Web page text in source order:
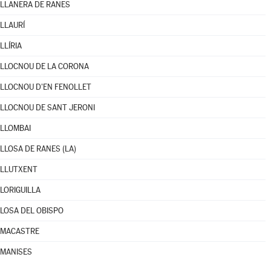
LLANERA DE RANES
LLAURÍ
LLÍRIA
LLOCNOU DE LA CORONA
LLOCNOU D'EN FENOLLET
LLOCNOU DE SANT JERONI
LLOMBAI
LLOSA DE RANES (LA)
LLUTXENT
LORIGUILLA
LOSA DEL OBISPO
MACASTRE
MANISES